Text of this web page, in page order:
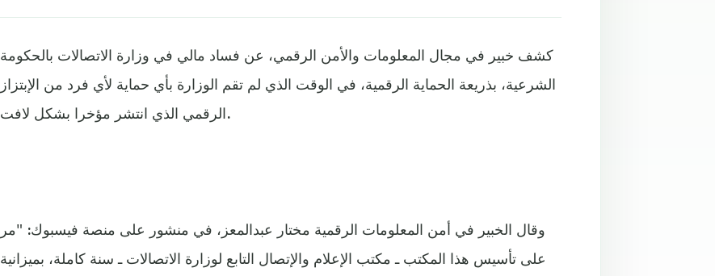
كشف خبير في مجال المعلومات والأمن الرقمي، عن فساد مالي في وزارة الاتصالات بالحكومة
الشرعية، بذريعة الحماية الرقمية، في الوقت الذي لم تقم الوزارة بأي حماية لأي فرد من الإبتزاز
الرقمي الذي انتشر مؤخرا بشكل لافت.
وقال الخبير في أمن المعلومات الرقمية مختار عبدالمعز، في منشور على منصة فيسبوك: "مر
على تأسيس هذا المكتب ـ مكتب الإعلام والإتصال التابع لوزارة الاتصالات ـ سنة كاملة، بميزانية